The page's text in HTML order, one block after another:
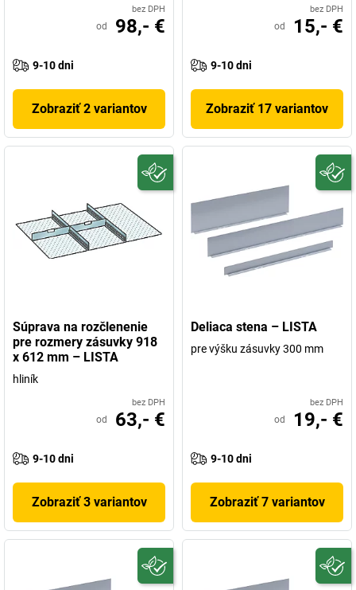
bez DPH
od 98,- €
9-10 dni
Zobraziť 2 variantov
bez DPH
od 15,- €
9-10 dni
Zobraziť 17 variantov
Súprava na rozčlenenie
pre rozmery zásuvky 918
x 612 mm – LISTA
hliník
bez DPH
od 63,- €
9-10 dni
Zobraziť 3 variantov
Deliaca stena – LISTA
pre výšku zásuvky 300 mm
bez DPH
od 19,- €
9-10 dni
Zobraziť 7 variantov